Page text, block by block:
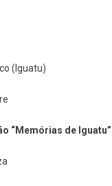
(Iguatu)
“Memórias de Iguatu”